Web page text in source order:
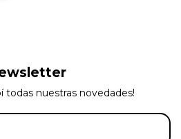
todas nuestras novedades!